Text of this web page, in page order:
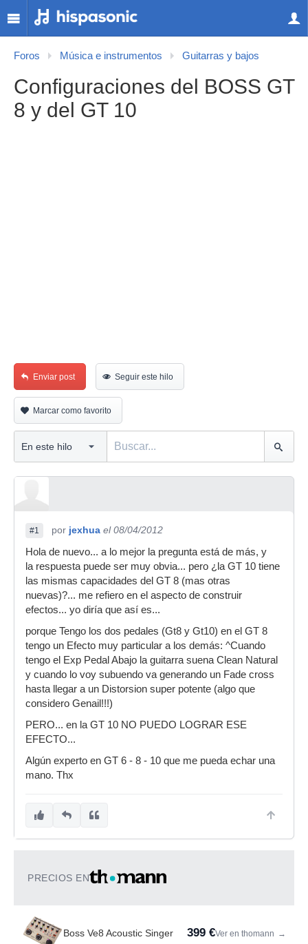
Foros Música e instrumentos Guitarras y bajos
Configuraciones del BOSS GT
8 y del GT 10
Enviar post Seguir este hilo
Marcar como favorito
#1 por jexhua el 08/04/2012
Hola de nuevo... a lo mejor la pregunta está de más, y
la respuesta puede ser muy obvia... pero ¿la GT 10 tiene
las mismas capacidades del GT 8 (mas otras
nuevas)?... me refiero en el aspecto de construir
efectos... yo diría que así es...
porque Tengo los dos pedales (Gt8 y Gt10) en el GT 8
tengo un Efecto muy particular a los demás: ^Cuando
tengo el Exp Pedal Abajo la guitarra suena Clean Natural
y cuando lo voy subuendo va generando un Fade cross
hasta llegar a un Distorsion super potente (algo que
considero Genail!!!)
PERO... en la GT 10 NO PUEDO LOGRAR ESE
EFECTO...
Algún experto en GT 6 - 8 - 10 que me pueda echar una
mano. Thx
PRECIOS EN
Boss Ve8 Acoustic Singer 399 €Ver en thomann →